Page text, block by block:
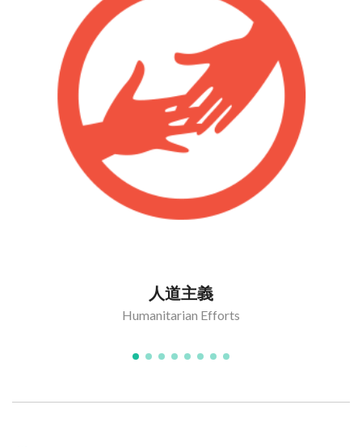
人道主義
Humanitarian Efforts